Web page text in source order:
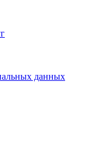
данных